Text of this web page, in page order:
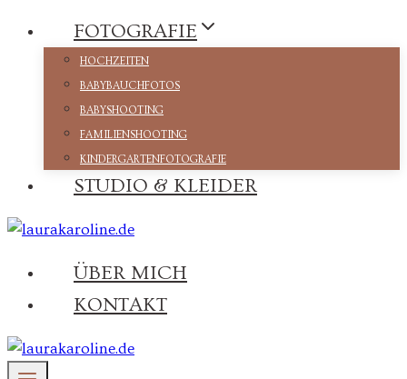
Zum
Inhalt
FOTOGRAFIE
HOCHZEITEN
BABYBAUCHFOTOS
BABYSHOOTING
FAMILIENSHOOTING
KINDERGARTENFOTOGRAFIE
STUDIO & KLEIDER
ÜBER MICH
KONTAKT